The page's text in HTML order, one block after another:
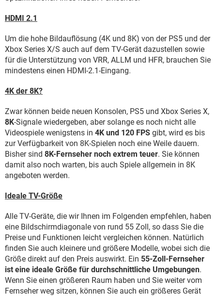
HDMI 2.1
Um die hohe Bildauflösung (4K und 8K) von der PS5 und der
Xbox Series X/S auch auf dem TV-Gerät dazustellen sowie
für die Unterstützung von VRR, ALLM und HFR, brauchen Sie
mindestens einen HDMI-2.1-Eingang.
4K der 8K?
Zwar können beide neuen Konsolen, PS5 und Xbox Series X,
8K-Signale wiedergeben, aber solange es noch nicht alle
Videospiele wenigstens in 4K und 120 FPS gibt, wird es bis
zur Verfügbarkeit von 8K-Spielen noch eine Weile dauern.
Bisher sind 8K-Fernseher noch extrem teuer. Sie können
damit also noch warten, bis auch Spiele allgemein in 8K
angeboten werden.
Ideale TV-Größe
Alle TV-Geräte, die wir Ihnen im Folgenden empfehlen, haben
eine Bildschirmdiagonale von rund 55 Zoll, so dass Sie die
Preise und Funktionen leicht vergleichen können. Natürlich
finden Sie auch kleinere und größere Modelle, wobei sich die
Größe direkt auf den Preis auswirkt. Ein 55-Zoll-Fernseher
ist eine ideale Größe für durchschnittliche Umgebungen.
Wenn Sie einen größeren Raum haben und Sie weiter vom
Fernseher weg sitzen, können Sie auch ein größeres Gerät